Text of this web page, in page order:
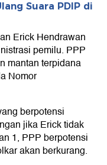
Suara PDIP di
Erick Hendrawan
pemilu. PPP
mantan terpidana
Nomor
berpotensi
jika Erick tidak
1, PPP berpotensi
akan berkurang.